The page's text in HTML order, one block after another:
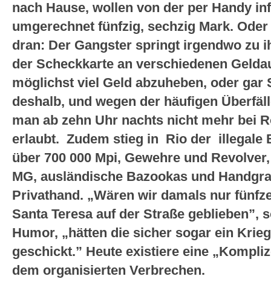
nach Hause, wollen von der per Handy
umgerechnet fünfzig, sechzig Mark.
dran: Der Gangster springt irgendwo zu
der Scheckkarte an verschiedenen
möglichst viel Geld abzuheben, oder gar
deshalb, und wegen der häufigen
man ab zehn Uhr nachts nicht mehr bei
erlaubt. Zudem stieg in Rio der illegale
über 700 000 Mpi, Gewehre und
MG, ausländische Bazookas und
Privathand. „Wären wir damals nur
Santa Teresa auf der Straße geblieben”,
Humor, „hätten die sicher sogar ein
geschickt.” Heute existiere eine
dem organisierten Verbrechen.